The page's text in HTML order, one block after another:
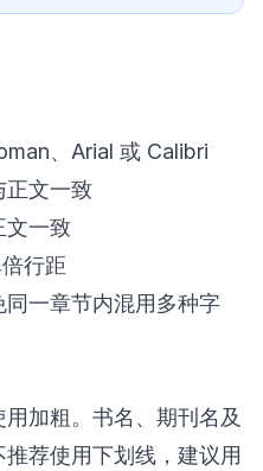
、Arial 或 Calibri
正文一致
文一致
倍行距
一章节内混用多种字
加粗。书名、期刊名及
荐使用下划线，建议用